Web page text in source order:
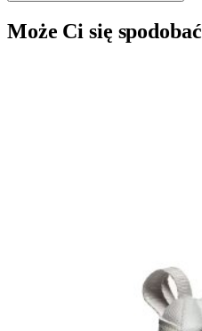
Może Ci się spodobać